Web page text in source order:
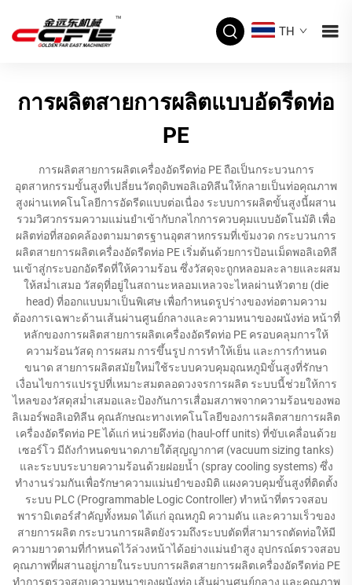
TH
การผลิตสายการผลิตแบบอัดรีดท่อ
PE
การผลิตสายการผลิตเครื่องอัดรีดท่อ PE ถือเป็นกระบวนการ
อุตสาหกรรมขั้นสูงที่เปลี่ยนวัตถุดิบพอลิเอทิลีนให้กลายเป็นท่อคุณภาพ
สูงผ่านเทคโนโลยีการอัดรีดแบบต่อเนื่อง ระบบการผลิตขั้นสูงนี้ผสาน
รวมวิศวกรรมความแม่นยำเข้ากับกลไกการควบคุมแบบอัตโนมัติ เพื่อ
ผลิตท่อที่สอดคล้องตามมาตรฐานอุตสาหกรรมที่เข้มงวด กระบวนการ
ผลิตสายการผลิตเครื่องอัดรีดท่อ PE เริ่มต้นด้วยการป้อนเม็ดพอลิเอทิลี
นเข้าสู่กระบอกอัดรีดที่ให้ความร้อน ซึ่งวัสดุจะถูกหลอมละลายและผสม
ให้สม่ำเสมอ วัสดุที่อยู่ในสถานะหลอมเหลวจะไหลผ่านหัวตาย (die
head) ที่ออกแบบมาเป็นพิเศษ เพื่อกำหนดรูปร่างของท่อตามความ
ต้องการเฉพาะด้านเส้นผ่านศูนย์กลางและความหนาของผนังท่อ หน้าที่
หลักของการผลิตสายการผลิตเครื่องอัดรีดท่อ PE ครอบคลุมการให้
ความร้อนวัสดุ การผสม การขึ้นรูป การทำให้เย็น และการกำหนด
ขนาด สายการผลิตสมัยใหม่ใช้ระบบควบคุมอุณหภูมิขั้นสูงที่รักษา
เงื่อนไขการแปรรูปที่เหมาะสมตลอดวงจรการผลิต ระบบนี้ช่วยให้การ
ไหลของวัสดุสม่ำเสมอและป้องกันการเสื่อมสภาพจากความร้อนของพอ
ลิเมอร์พอลิเอทิลีน คุณลักษณะทางเทคโนโลยีของการผลิตสายการผลิต
เครื่องอัดรีดท่อ PE ได้แก่ หน่วยดึงท่อ (haul-off units) ที่ขับเคลื่อนด้วย
เซอร์โว มีถังกำหนดขนาดภายใต้สุญญากาศ (vacuum sizing tanks)
และระบบระบายความร้อนด้วยฝอยน้ำ (spray cooling systems) ซึ่ง
ทำงานร่วมกันเพื่อรักษาความแม่นยำของมิติ แผงควบคุมขั้นสูงที่ติดตั้ง
ระบบ PLC (Programmable Logic Controller) ทำหน้าที่ตรวจสอบ
พารามิเตอร์สำคัญทั้งหมด ได้แก่ อุณหภูมิ ความดัน และความเร็วของ
สายการผลิต กระบวนการผลิตยังรวมถึงระบบตัดที่สามารถตัดท่อให้มี
ความยาวตามที่กำหนดไว้ล่วงหน้าได้อย่างแม่นยำสูง อุปกรณ์ตรวจสอบ
คุณภาพที่ผสานอยู่ภายในระบบการผลิตสายการผลิตเครื่องอัดรีดท่อ PE
ทำการตรวจสอบความหนาของผนังท่อ เส้นผ่านศูนย์กลาง และคุณภาพ